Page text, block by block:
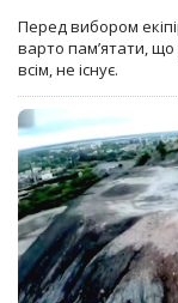
Перед вибором
варто пам’ятати, що
всім, не існує.